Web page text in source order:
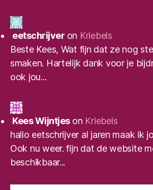
eetschrijver on Kriebels
Beste Kees, Wat fijn dat ze nog
smaken. Hartelijk dank voor je
ook jou...
Kees Wijntjeson Kriebels
hallo eetschrijver al jaren maak ik
Ook nu weer. fijn dat de website
beschikbaar...